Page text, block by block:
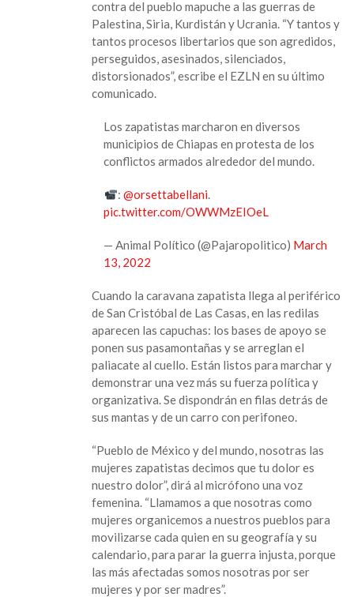
contra del pueblo mapuche a las guerras de
Palestina, Siria, Kurdistán y Ucrania. “Y tantos y
tantos procesos libertarios que son agredidos,
perseguidos, asesinados, silenciados,
distorsionados”, escribe el EZLN en su último
comunicado.
Los zapatistas marcharon en diversos
municipios de Chiapas en protesta de los
conflictos armados alrededor del mundo.
: @orsettabellani.
pic.twitter.com/OWWMzEIOeL
— Animal Político (@Pajaropolitico) March
13, 2022
Cuando la caravana zapatista llega al periférico
de San Cristóbal de Las Casas, en las redilas
aparecen las capuchas: los bases de apoyo se
ponen sus pasamontañas y se arreglan el
paliacate al cuello. Están listos para marchar y
demonstrar una vez más su fuerza política y
organizativa. Se dispondrán en filas detrás de
sus mantas y de un carro con perifoneo.
“Pueblo de México y del mundo, nosotras las
mujeres zapatistas decimos que tu dolor es
nuestro dolor”, dirá al micrófono una voz
femenina. “Llamamos a que nosotras como
mujeres organicemos a nuestros pueblos para
movilizarse cada quien en su geografía y su
calendario, para parar la guerra injusta, porque
las más afectadas somos nosotras por ser
mujeres y por ser madres”.